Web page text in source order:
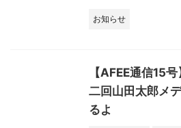
お知らせ
【AFEE通信15
二回山田太郎メ
るよ